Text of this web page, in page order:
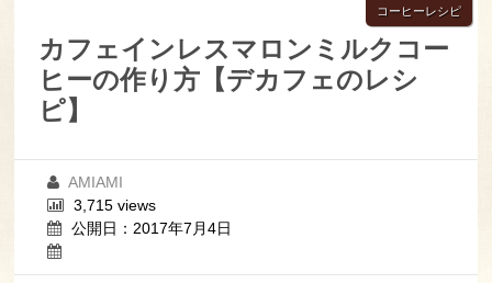
カフェインレスマロンミルクコー
ヒーの作り方【デカフェのレシ
ピ】
コーヒーレシピ
AMIAMI
3,715 views
公開日：2017年7月4日